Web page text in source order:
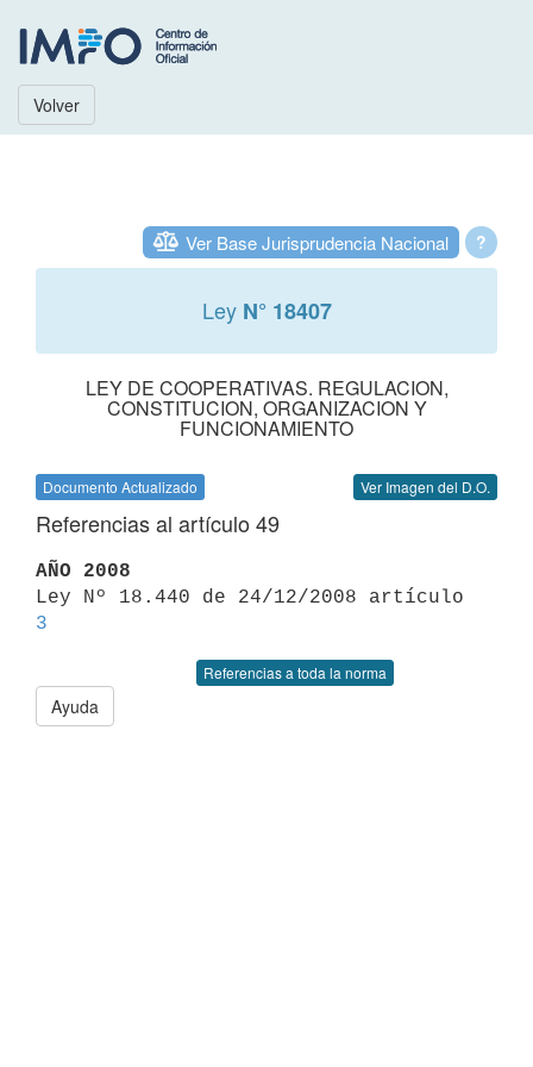
Volver
?
Ver Base Jurisprudencia Nacional
Ley N° 18407
LEY DE COOPERATIVAS. REGULACION,
CONSTITUCION, ORGANIZACION Y
FUNCIONAMIENTO
Documento Actualizado Ver Imagen del D.O.
Referencias al artículo 49
AÑO 2008
3
Referencias a toda la norma
Ayuda